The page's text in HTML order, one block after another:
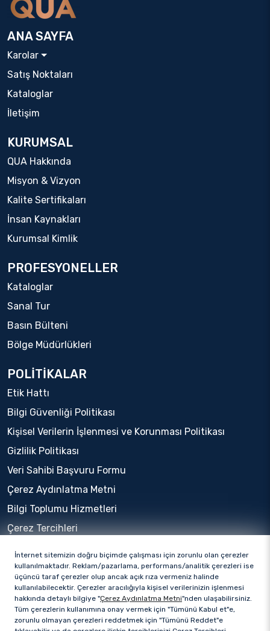
ANA SAYFA
Karolar
Satış Noktaları
Kataloglar
İletişim
KURUMSAL
QUA Hakkında
Misyon & Vizyon
Kalite Sertifikaları
İnsan Kaynakları
Kurumsal Kimlik
PROFESYONELLER
Kataloglar
Sanal Tur
Basın Bülteni
Bölge Müdürlükleri
POLİTİKALAR
Etik Hattı
Bilgi Güvenliği Politikası
Kişisel Verilerin İşlenmesi ve Korunması Politikası
Gizlilik Politikası
Veri Sahibi Başvuru Formu
Çerez Aydınlatma Metni
Bilgi Toplumu Hizmetleri
Çerez Tercihleri
İnternet sitemizin doğru biçimde çalışması için zorunlu olan çerezler
kullanılmaktadır. Reklam/pazarlama, performans/analitik çerezleri ise
üçüncü taraf çerezler olup ancak açık rıza vermeniz halinde
kullanılabilecektir. Çerezler aracılığıyla kişisel verilerinizin işlenmesi
hakkında detaylı bilgiye "Çerez Aydınlatma Metni"nden ulaşabilirsiniz.
Tüm çerezlerin kullanımına onay vermek için "Tümünü Kabul et"e,
zorunlu olmayan çerezleri reddetmek için "Tümünü Reddet"e